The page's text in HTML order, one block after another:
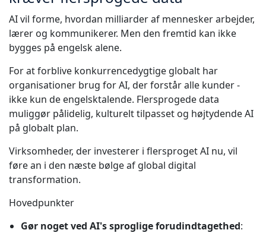
AI vil forme, hvordan milliarder af mennesker arbejder,
lærer og kommunikerer. Men den fremtid kan ikke
bygges på engelsk alene.
For at forblive konkurrencedygtige globalt har
organisationer brug for AI, der forstår alle kunder -
ikke kun de engelsktalende. Flersprogede data
muliggør pålidelig, kulturelt tilpasset og højtydende AI
på globalt plan.
Virksomheder, der investerer i flersproget AI nu, vil
føre an i den næste bølge af global digital
transformation.
Hovedpunkter
Gør noget ved AI's sproglige forudindtagethed: